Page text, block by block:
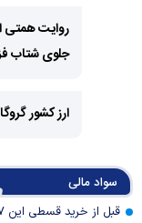
روایت همتی
جلوی شتاب
ارز کشور
سواد مالی
قبل از خرید قسطی این ۷ هزینه پنهان را بشناسید